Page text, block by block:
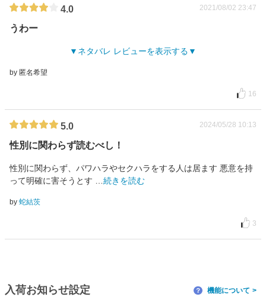
4.0 2021/08/02 23:47
うわー
ネタバレ レビューを表示する
by 匿名希望
16
5.0 2024/05/28 10:13
性別に関わらず読むべし！
性別に関わらず、パワハラやセクハラをする人は居ます 悪意を持
って明確に害そうとす …続きを読む
by 蛇結茨
3
入荷お知らせ設定 ？ 機能について